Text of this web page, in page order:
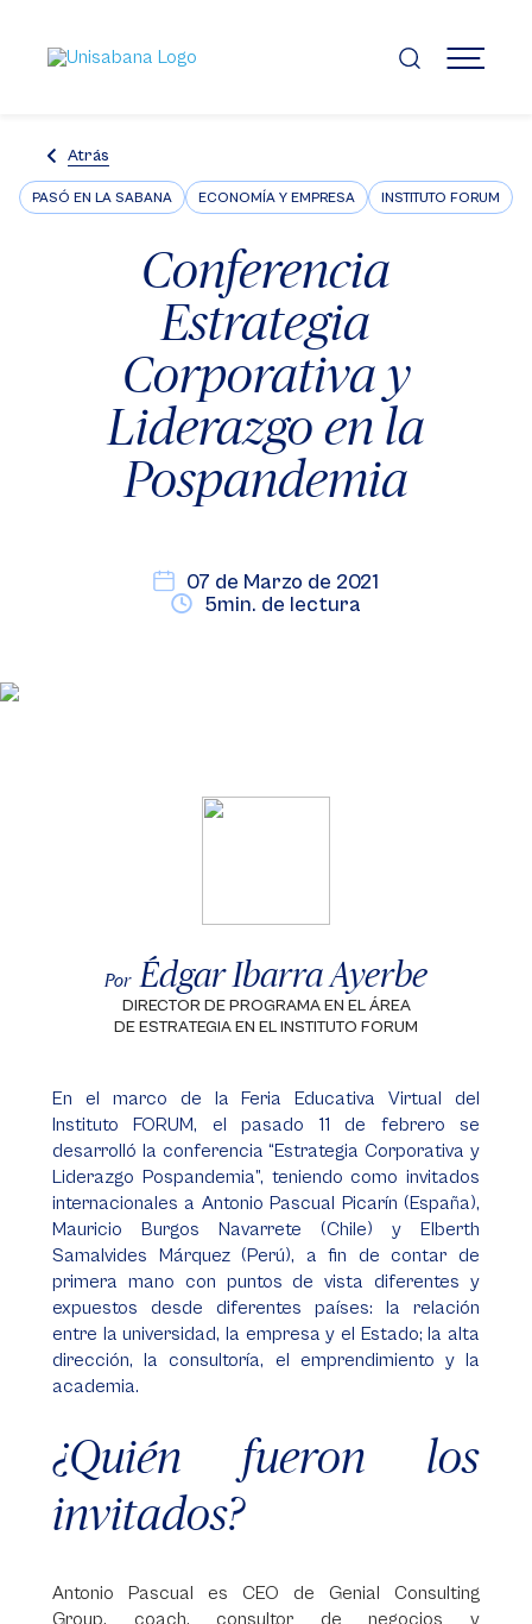
contenido
principal
MENÚ
Atrás
PASÓ EN LA SABANA ECONOMÍA Y EMPRESA INSTITUTO FORUM
Conferencia
Estrategia
Corporativa y
Liderazgo en la
Pospandemia
07 de Marzo de 2021
5min. de lectura
Por Édgar Ibarra Ayerbe
DIRECTOR DE PROGRAMA EN EL ÁREA
DE ESTRATEGIA EN EL INSTITUTO FORUM
En el marco de la Feria Educativa Virtual del
Instituto FORUM, el pasado 11 de febrero se
desarrolló la conferencia “Estrategia Corporativa y
Liderazgo Pospandemia”, teniendo como invitados
internacionales a Antonio Pascual Picarín (España),
Mauricio Burgos Navarrete (Chile) y Elberth
Samalvides Márquez (Perú), a fin de contar de
primera mano con puntos de vista diferentes y
expuestos desde diferentes países: la relación
entre la universidad, la empresa y el Estado; la alta
dirección, la consultoría, el emprendimiento y la
academia.
¿Quién fueron los
invitados?
Antonio Pascual es CEO de Genial Consulting
Group, coach, consultor de negocios y